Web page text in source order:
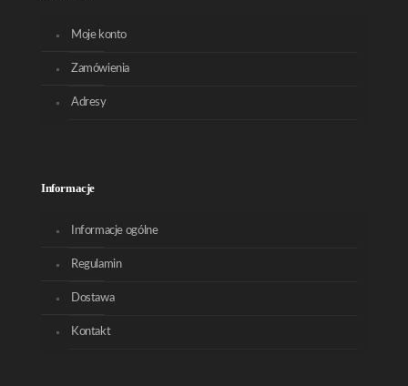
Moje konto
Zamówienia
Adresy
Informacje
Informacje ogólne
Regulamin
Dostawa
Kontakt